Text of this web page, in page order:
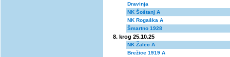
Dravinja
NK Šoštanj A
NK Rogaška A
Šmartno 1928
8. krog 25.10.25
NK Žalec A
Brežice 1919 A